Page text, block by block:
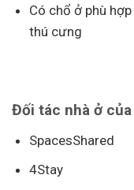
Có chổ ở phù
thú cưng
Đối tác nhà ở của
SpacesShared
4Stay